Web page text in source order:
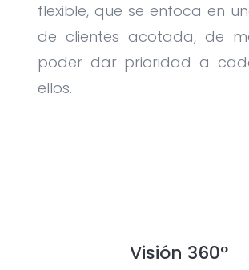
flexible, que se enfoca en
de clientes acotada, de
poder dar prioridad a
ellos.
Visión 360°